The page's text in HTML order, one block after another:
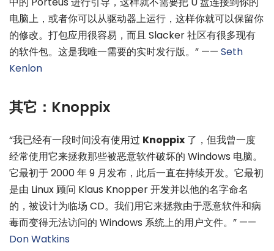
电脑上，或者你可以从驱动器上运行，这样你就可以保留你
的修改。打包应用很容易，而且 Slacker 社区有很多现有
的软件包。这是我唯一需要的实时发行版。” —— Seth
Kenlon
其它：Knoppix
“我已经有一段时间没有使用过 Knoppix 了，但我曾一度
经常使用它来拯救那些被恶意软件破坏的 Windows 电脑。
它最初于 2000 年 9 月发布，此后一直在持续开发。它最初
是由 Linux 顾问 Klaus Knopper 开发并以他的名字命名
的，被设计为临场 CD。我们用它来拯救由于恶意软件和病
毒而变得无法访问的 Windows 系统上的用户文件。” ——
Don Watkins